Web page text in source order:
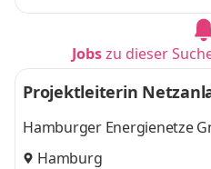
Jobszu dieser
Projektleiterin
Hamburger Energienetze
Hamburg